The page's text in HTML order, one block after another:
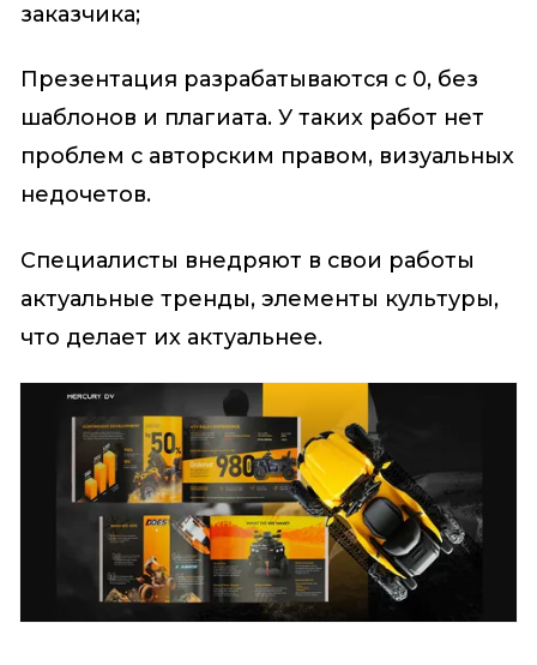
заказчика;
Презентация разрабатываются с 0, без
шаблонов и плагиата. У таких работ нет
проблем с авторским правом, визуальных
недочетов.
Специалисты внедряют в свои работы
актуальные тренды, элементы культуры,
что делает их актуальнее.